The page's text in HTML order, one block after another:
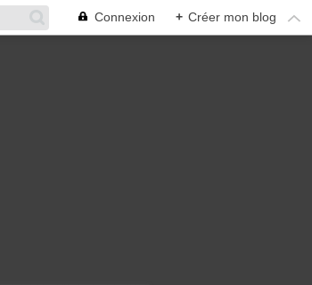
Connexion + Créer mon blog